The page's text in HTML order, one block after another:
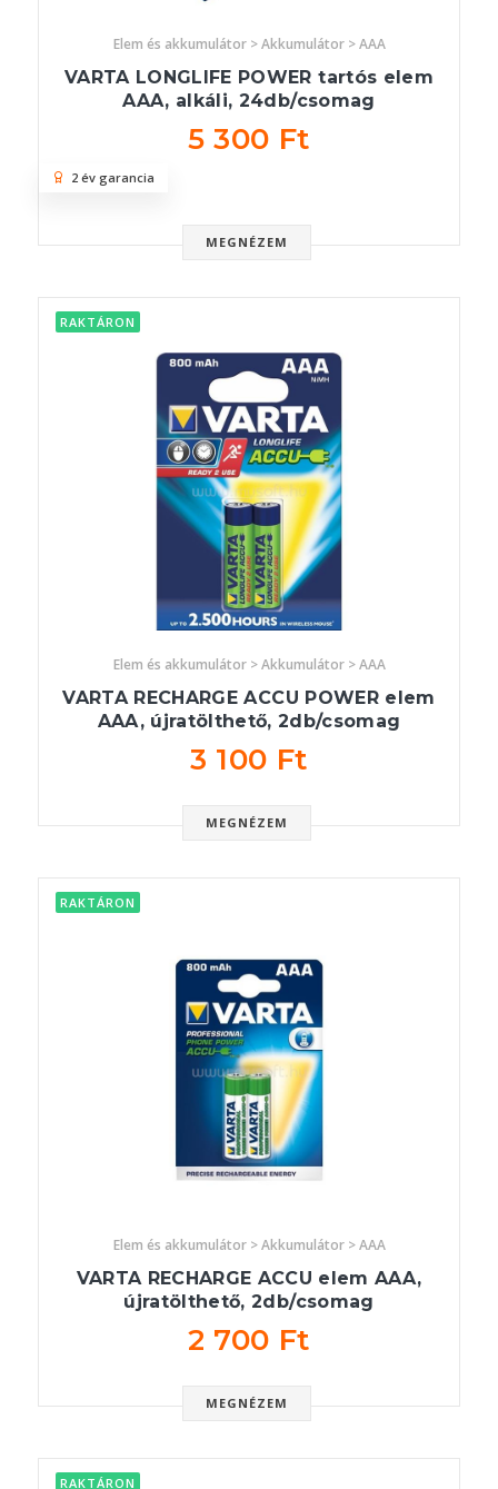
Elem és akkumulátor > Akkumulátor > AAA
VARTA LONGLIFE POWER tartós elem
AAA, alkáli, 24db/csomag
5 300 Ft
MEGNÉZEM
2 év garancia
RAKTÁRON
Elem és akkumulátor > Akkumulátor > AAA
VARTA RECHARGE ACCU POWER elem
AAA, újratölthető, 2db/csomag
3 100 Ft
MEGNÉZEM
RAKTÁRON
Elem és akkumulátor > Akkumulátor > AAA
VARTA RECHARGE ACCU elem AAA,
újratölthető, 2db/csomag
2 700 Ft
MEGNÉZEM
RAKTÁRON